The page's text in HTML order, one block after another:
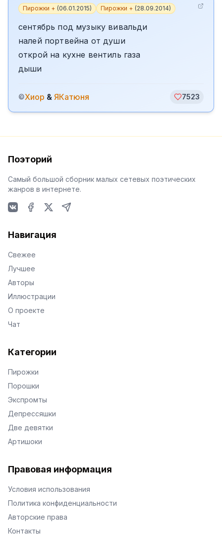
Пирожки + (06.01.2015) Пирожки + (28.09.2014)
сентябрь под музыку вивальди
налей портвейна от души
открой на кухне вентиль газа
дыши
©Хиор & ЯКатюня 7523
Поэторий
Самый большой сборник малых сетевых поэтических
жанров в интернете.
Навигация
Свежее
Лучшее
Авторы
Иллюстрации
О проекте
Чат
Категории
Пирожки
Порошки
Экспромты
Депрессяшки
Две девятки
Артишоки
Правовая информация
Условия использования
Политика конфиденциальности
Авторские права
Контакты